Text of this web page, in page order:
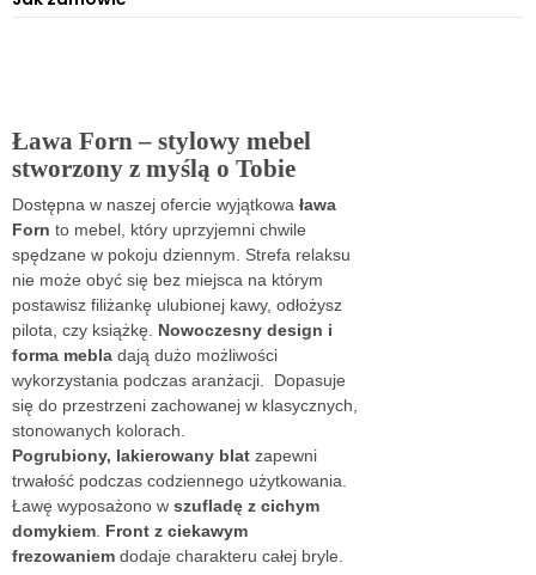
Ława Forn – stylowy mebel
stworzony z myślą o Tobie
Dostępna w naszej ofercie wyjątkowa ława
Forn to mebel, który uprzyjemni chwile
spędzane w pokoju dziennym. Strefa relaksu
nie może obyć się bez miejsca na którym
postawisz filiżankę ulubionej kawy, odłożysz
pilota, czy książkę. Nowoczesny design i
forma mebla dają dużo możliwości
wykorzystania podczas aranżacji. Dopasuje
się do przestrzeni zachowanej w klasycznych,
stonowanych kolorach.
Pogrubiony, lakierowany blat zapewni
trwałość podczas codziennego użytkowania.
Ławę wyposażono w szufladę z cichym
domykiem Front z ciekawym
frezowaniem dodaje charakteru całej bryle.